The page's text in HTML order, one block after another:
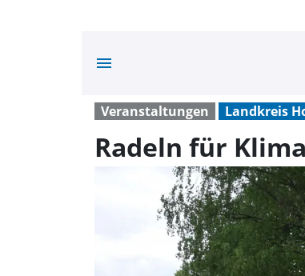
menu
Veranstaltungen Landkreis
Radeln für